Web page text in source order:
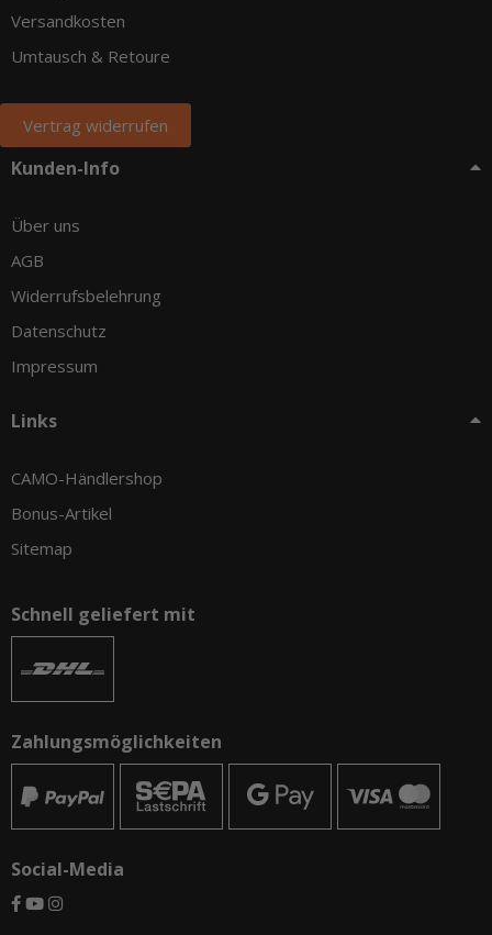
Versandkosten
Umtausch & Retoure
Vertrag widerrufen
Kunden-Info
Über uns
AGB
Widerrufsbelehrung
Datenschutz
Impressum
Links
CAMO-Händlershop
Bonus-Artikel
Sitemap
Schnell geliefert mit
Zahlungsmöglichkeiten
Social-Media